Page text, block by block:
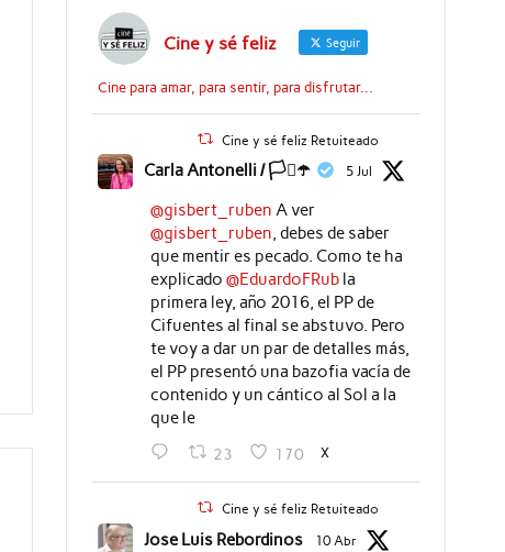
Cine y sé feliz Seguir
Cine para amar, para sentir, para disfrutar...
Cine y sé feliz Retuiteado
Carla Antonelli / 🏳️‍⚧️☂️ 5 Jul
@gisbert_ruben A ver
@gisbert_ruben, debes de saber
que mentir es pecado. Como te ha
explicado @EduardoFRubla
primera ley, año 2016, el PP de
Cifuentes al final se abstuvo. Pero
te voy a dar un par de detalles más,
el PP presentó una bazofia vacía de
contenido y un cántico al Sol a la
que le
23 170 X
Cine y sé feliz Retuiteado
Jose Luis Rebordinos 10 Abr